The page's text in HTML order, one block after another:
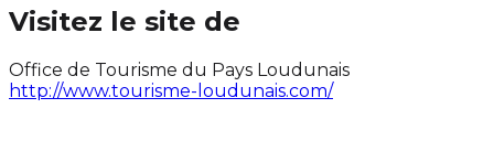
Visitez le site de
Office de Tourisme du Pays Loudunais
http://www.tourisme-loudunais.com/